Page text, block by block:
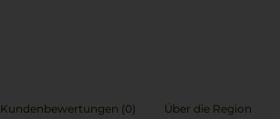
Kundenbewertungen (0) Über die Region